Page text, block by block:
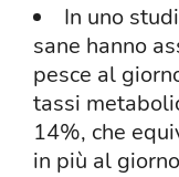
In uno
sane hanno
pesce al
tassi
14%, che
in più al giorno